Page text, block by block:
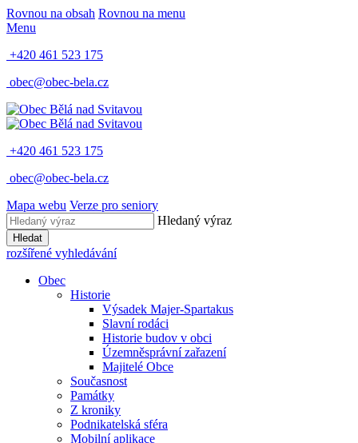
Rovnou na obsah Rovnou na menu
Menu
+420 461 523 175
obec@obec-bela.cz
+420 461 523 175
obec@obec-bela.cz
Mapa webu Verze pro seniory
Hledaný výraz
Hledat
rozšířené vyhledávání
Obec
Historie
Výsadek Majer-Spartakus
Slavní rodáci
Historie budov v obci
Územněsprávní zařazení
Majitelé Obce
Současnost
Památky
Z kroniky
Podnikatelská sféra
Mobilní aplikace